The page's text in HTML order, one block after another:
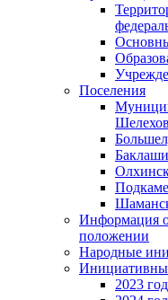
Поселения
Информация
положении
Народные
2023 год